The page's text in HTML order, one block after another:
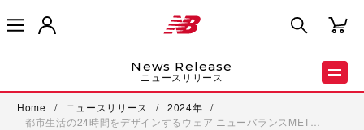
News Release
ニュースリリース
Home / ニュースリリース / 2024年
/
都市生活の24時間をデザインするウェア ニューバランスMET…